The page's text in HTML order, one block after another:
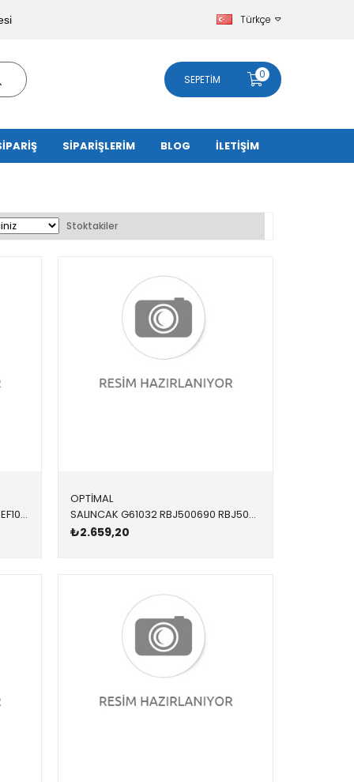
Türkçe
SEPETIM 0
SİPARİŞLERİM BLOG İLETİŞİM
Stoktakiler
KALORİFER RADYATÖRÜ 352090 JEF100150 JEF100150 FREELANDER 1 2002-2006
OPTİMAL
SALINCAK G61032 RBJ500690 RBJ500690 FREELANDER 1 ÖN-KOMPLE SOL 1996-2006
₺2.659,20